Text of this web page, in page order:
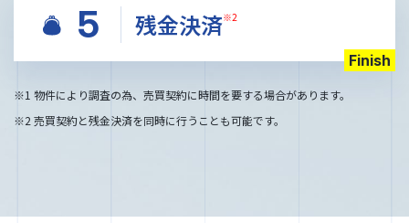
5 残金決済※2
Finish
※1 物件により調査の為、売買契約に時間を要する場合があります。
※2 売買契約と残金決済を同時に行うことも可能です。